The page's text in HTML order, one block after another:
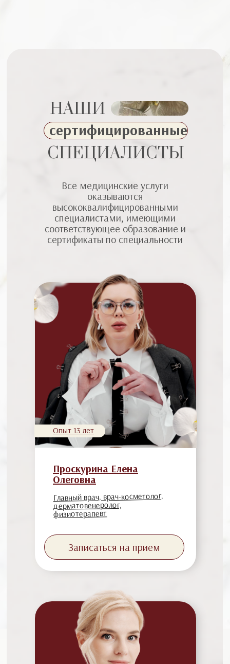
сертифицированные
НАШИ
СПЕЦИАЛИСТЫ
Все медицинские услуги
оказываются
высококвалифицированными
специалистами, имеющими
соответствующее образование и
сертификаты по специальности
Проскурина Елена
Олеговна
Главный врач, врач-косметолог,
дерматовенеролог,
физиотерапевт
Опыт 13 лет
Записаться на прием